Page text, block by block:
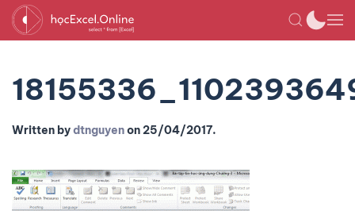
Written bydtnguyenon25/04/2017.